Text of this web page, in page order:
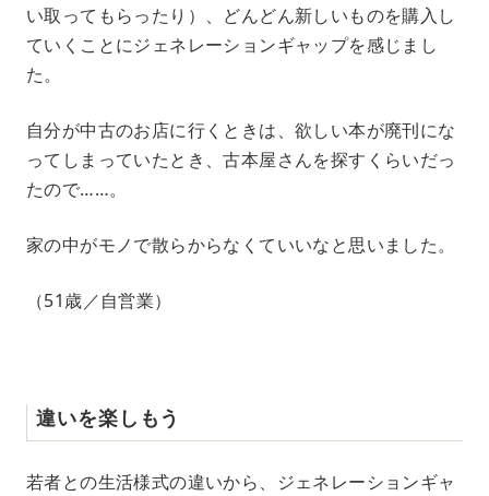
い取ってもらったり）、どんどん新しいものを購入し
ていくことにジェネレーションギャップを感じまし
た。
自分が中古のお店に行くときは、欲しい本が廃刊にな
ってしまっていたとき、古本屋さんを探すくらいだっ
たので……。
家の中がモノで散らからなくていいなと思いました。
（51歳／自営業）
違いを楽しもう
若者との生活様式の違いから、ジェネレーションギャ